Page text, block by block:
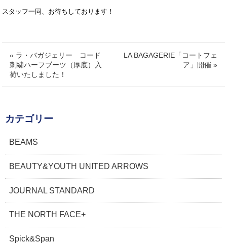
スタッフ一同、お待ちしております！
« ラ・バガジェリー コード
刺繍ハーフブーツ（厚底）入
荷いたしました！
LA BAGAGERIE「コートフェ
ア」開催 »
カテゴリー
BEAMS
BEAUTY&YOUTH UNITED ARROWS
JOURNAL STANDARD
THE NORTH FACE+
Spick&Span